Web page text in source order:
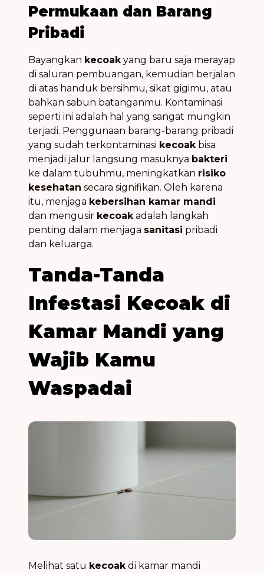
Permukaan dan Barang
Pribadi
Bayangkan kecoak yang baru saja merayap
di saluran pembuangan, kemudian berjalan
di atas handuk bersihmu, sikat gigimu, atau
bahkan sabun batanganmu. Kontaminasi
seperti ini adalah hal yang sangat mungkin
terjadi. Penggunaan barang-barang pribadi
yang sudah terkontaminasi kecoak bisa
menjadi jalur langsung masuknya bakteri
ke dalam tubuhmu, meningkatkan risiko
kesehatan secara signifikan. Oleh karena
itu, menjaga kebersihan kamar mandi
dan mengusir kecoak adalah langkah
penting dalam menjaga sanitasi pribadi
dan keluarga.
Tanda-Tanda
Infestasi Kecoak di
Kamar Mandi yang
Wajib Kamu
Waspadai
Melihat satu kecoak di kamar mandi